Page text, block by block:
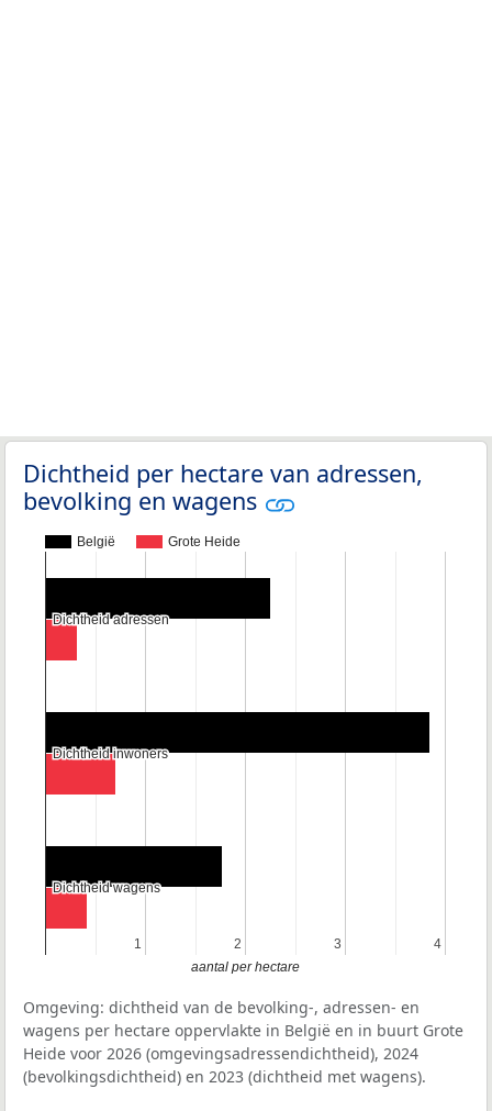
Dichtheid per hectare van adressen,
bevolking en wagens
België Grote Heide
1
1 2
2 3
3 4
4
Dichtheid adressen
Dichtheid adressen
Dichtheid inwoners
Dichtheid inwoners
Dichtheid wagens
Dichtheid wagens
aantal per hectare
Omgeving: dichtheid van de bevolking-, adressen- en
wagens per hectare oppervlakte in België en in buurt Grote
Heide voor 2026 (omgevingsadressendichtheid), 2024
(bevolkingsdichtheid) en 2023 (dichtheid met wagens).